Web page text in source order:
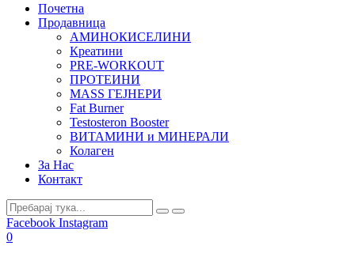
Почетна
Продавница
АМИНОКИСЕЛИНИ
Креатини
PRE-WORKOUT
ПРОТЕИНИ
MASS ГЕЈНЕРИ
Fat Burner
Testosteron Booster
ВИТАМИНИ и МИНЕРАЛИ
Колаген
За Нас
Контакт
Facebook Instagram
0